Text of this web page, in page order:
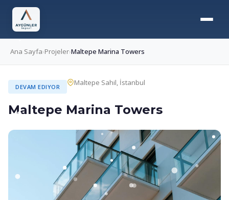
Ana Sayfa›Projeler›Maltepe Marina Towers
DEVAM EDIYOR Maltepe Sahil, İstanbul
Maltepe Marina Towers